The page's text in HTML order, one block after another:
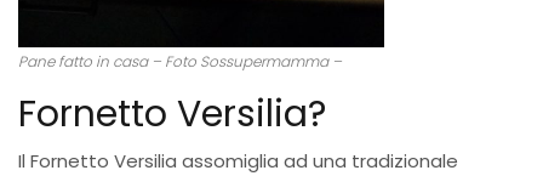
Pane fatto in casa – Foto Sossupermamma –
Fornetto Versilia?
Il Fornetto Versilia assomiglia ad una tradizionale